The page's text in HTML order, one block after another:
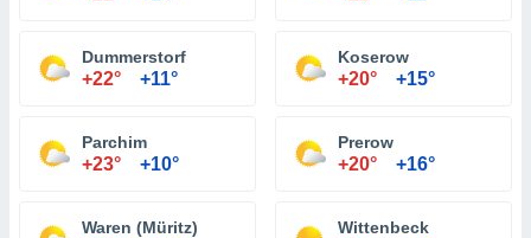
Dummerstorf
+22° +11°
Koserow
+20° +15°
Parchim
+23° +10°
Prerow
+20° +16°
Waren (Müritz) Wittenbeck